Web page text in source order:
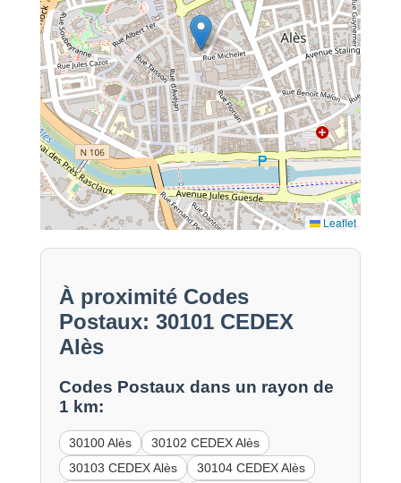
Leaflet
À proximité Codes
Postaux: 30101 CEDEX
Alès
Codes Postaux dans un rayon de
1 km:
30100 Alès
30102 CEDEX Alès
30103 CEDEX Alès
30104 CEDEX Alès